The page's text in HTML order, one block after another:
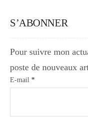
S’ABONNER
Pour suivre mon
poste de nouveaux
E-mail *